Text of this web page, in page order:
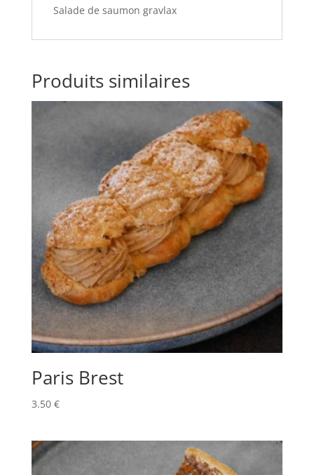
Salade de saumon gravlax
Produits similaires
Paris Brest
3.50 €